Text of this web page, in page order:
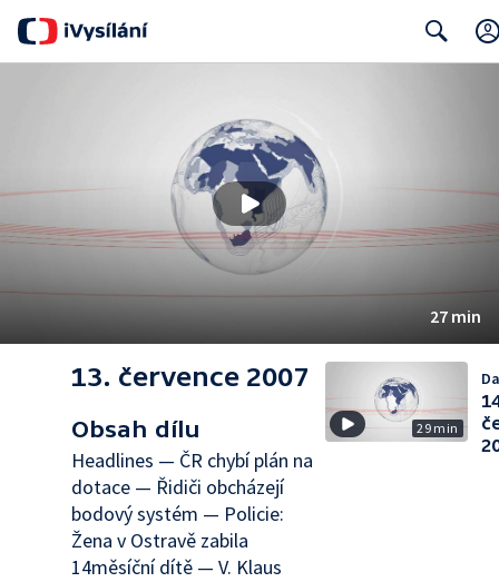
27 min
13. července 2007
Obsah dílu
Headlines — ČR chybí plán na
dotace — Řidiči obcházejí
bodový systém — Policie:
Žena v Ostravě zabila
14měsíční dítě — V. Klaus
29 min